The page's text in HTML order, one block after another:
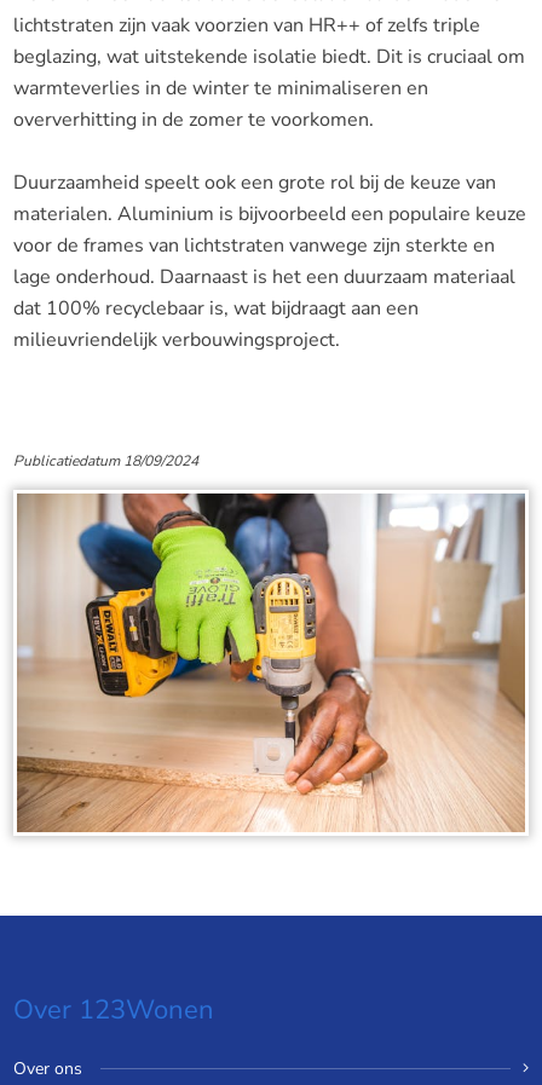
lichtstraten zijn vaak voorzien van HR++ of zelfs triple
beglazing, wat uitstekende isolatie biedt. Dit is cruciaal om
warmteverlies in de winter te minimaliseren en
oververhitting in de zomer te voorkomen.
Duurzaamheid speelt ook een grote rol bij de keuze van
materialen. Aluminium is bijvoorbeeld een populaire keuze
voor de frames van lichtstraten vanwege zijn sterkte en
lage onderhoud. Daarnaast is het een duurzaam materiaal
dat 100% recyclebaar is, wat bijdraagt aan een
milieuvriendelijk verbouwingsproject.
Publicatiedatum 18/09/2024
Over 123Wonen
Over ons